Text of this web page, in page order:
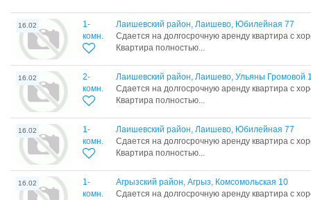
16.02
1-
комн.
Лаишевский район, Лаишево, Юбилейная 77
Сдается на долгосрочную аренду квартира с
Квартира полностью...
16.02
2-
комн.
Лаишевский район, Лаишево, Ульяны Громовой
Сдается на долгосрочную аренду квартира с
Квартира полностью...
16.02
1-
комн.
Лаишевский район, Лаишево, Юбилейная 77
Сдается на долгосрочную аренду квартира с
Квартира полностью...
16.02
1-
комн.
Агрызский район, Агрыз, Комсомольская 10
Сдается на долгосрочную аренду квартира с